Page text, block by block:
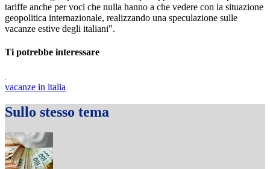
tariffe anche per voci che nulla hanno a che vedere con la situazione
geopolitica internazionale, realizzando una speculazione sulle
vacanze estive degli italiani".
Ti potrebbe interessare
vacanze in italia
Sullo stesso tema